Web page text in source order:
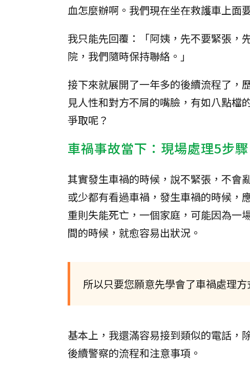
血怎麼辦啊。我們現在坐在救護車上面
我只能先回覆：「阿姨，先不要緊張，
院，我們隨時保持聯絡。」
接下來就展開了一年多的後續流程了，
見人性和對方不屑的嘴臉，有如八點檔
爭取呢？
車禍事故當下：現場處理5步驟
其實發生車禍的時候，說不緊張，不會
或少都有看過車禍，發生車禍的時候，
重則失能死亡，一個家庭，可能因為一
間的時候，就愈容易出狀況。
所以只要您願意先學會了車禍處理
基本上，我還滿容易接到類似的電話，
後續警察的流程和注意事項。